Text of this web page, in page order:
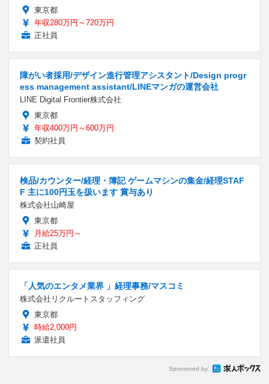
東京都
年収280万円～720万円
正社員
障がい者採用/デザイン進行管理アシスタント/Design progr
ess management assistant/LINEマンガの運営会社
LINE Digital Frontier株式会社
東京都
年収400万円～600万円
契約社員
検品/カウンター/経理・簿記 ゲームマシンの集金/経理STAF
F 主に100円玉を扱います 賞与あり
株式会社山崎屋
東京都
月給25万円～
正社員
「人気のエンタメ業界 」経理事務/マスコミ
株式会社リクルートスタッフィング
東京都
時給2,000円
派遣社員
Sponsored by